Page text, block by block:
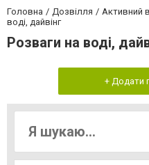
Головна Дозвілля Активний
воді, дайвінг
Розваги на воді,
+ Додати